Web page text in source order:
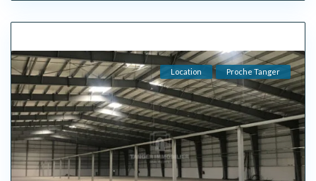
Location Proche Tanger